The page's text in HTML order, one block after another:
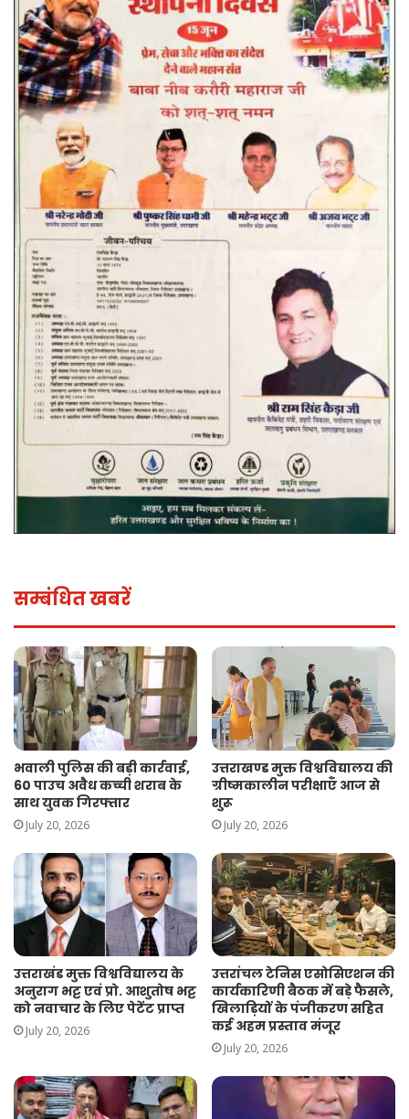
सम्बंधित खबरें
भवाली पुलिस की बड़ी कार्रवाई,
60 पाउच अवैध कच्ची शराब के
साथ युवक गिरफ्तार
July 20, 2026
उत्तराखण्ड मुक्त विश्वविद्यालय की
ग्रीष्मकालीन परीक्षाएँ आज से
शुरू
July 20, 2026
उत्तराखंड मुक्त विश्वविद्यालय के
अनुराग भट्ट एवं प्रो. आशुतोष भट्ट
को नवाचार के लिए पेटेंट प्राप्त
July 20, 2026
उत्तरांचल टेनिस एसोसिएशन की
कार्यकारिणी बैठक में बड़े फैसले,
खिलाड़ियों के पंजीकरण सहित
कई अहम प्रस्ताव मंजूर
July 20, 2026